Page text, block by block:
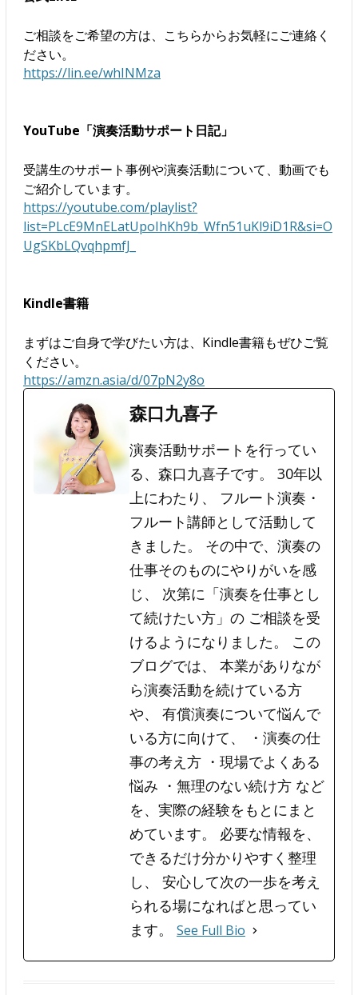
ご相談をご希望の方は、こちらからお気軽にご連絡く
ださい。
https://lin.ee/whINMza
YouTube「演奏活動サポート日記」
受講生のサポート事例や演奏活動について、動画でも
ご紹介しています。
https://youtube.com/playlist?
list=PLcE9MnELatUpoIhKh9b_Wfn51uKl9iD1R&si=O
UgSKbLQvqhpmfJ_
Kindle書籍
まずはご自身で学びたい方は、Kindle書籍もぜひご覧
ください。
https://amzn.asia/d/07pN2y8o
森口九喜子
演奏活動サポートを行ってい
る、森口九喜子です。 30年以
上にわたり、 フルート演奏・
フルート講師として活動して
きました。 その中で、演奏の
仕事そのものにやりがいを感
じ、 次第に「演奏を仕事とし
て続けたい方」の ご相談を受
けるようになりました。 この
ブログでは、 本業がありなが
ら演奏活動を続けている方
や、 有償演奏について悩んで
いる方に向けて、 ・演奏の仕
事の考え方 ・現場でよくある
悩み ・無理のない続け方 など
を、実際の経験をもとにまと
めています。 必要な情報を、
できるだけ分かりやすく整理
し、 安心して次の一歩を考え
られる場になればと思ってい
ます。 See Full Bio